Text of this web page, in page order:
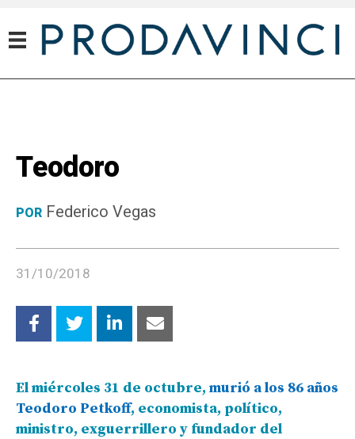
Teodoro
POR Federico Vegas
31/10/2018
El miércoles 31 de octubre, murió a los 86 años
Teodoro Petkoff, economista, político,
ministro, exguerrillero y fundador del